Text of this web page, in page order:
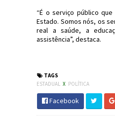
“É o serviço público
Estado. Somos nós, os
real a saúde, a
assistência”, destaca.
TAGS
ESTADUAL X POLÍTICA
Facebook